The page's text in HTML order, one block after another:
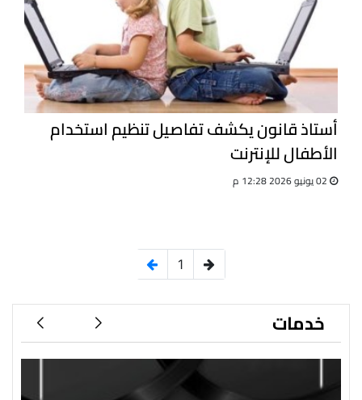
أستاذ قانون يكشف تفاصيل تنظيم استخدام
الأطفال للإنترنت
1
خدمات